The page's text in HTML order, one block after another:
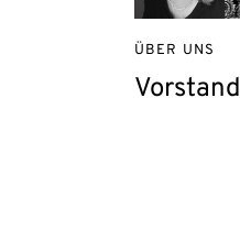
Vorstand
ÜBER UNS